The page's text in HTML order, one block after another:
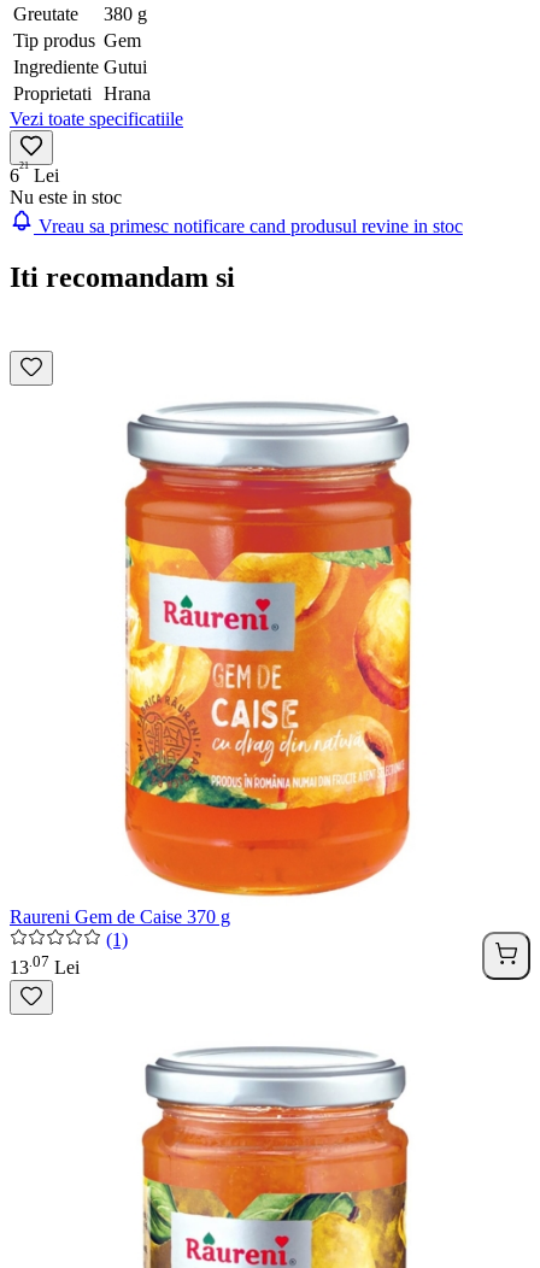
Greutate
380 g
Tip produs Gem
Ingrediente Gutui
Proprietati
Hrana
Vezi toate specificatiile
621 Lei
Nu este in stoc
Vreau sa primesc notificare cand produsul revine in stoc
Iti recomandam si
Raureni Gem de Caise 370 g
(1)
13 07 Lei